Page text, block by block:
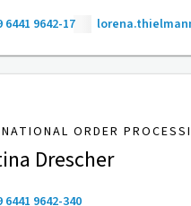
6441 9642-17
ORDER
Drescher
6441 9642-340